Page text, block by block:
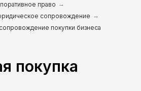
право →
сопровождение →
покупки бизнеса
покупка